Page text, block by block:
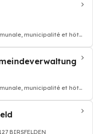
municipalité et hôtel
municipalité et hôtel
BIRSFELDEN